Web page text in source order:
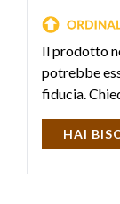
Il prodotto
potrebbe
fiducia.
HAI